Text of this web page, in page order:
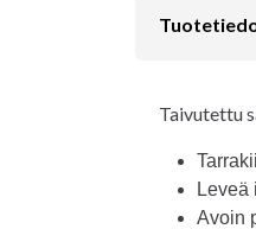
Taivutettu
Leveä
Avoin